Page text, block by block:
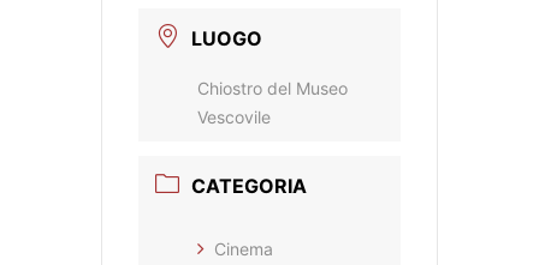
LUOGO
Chiostro del Museo
Vescovile
CATEGORIA
Cinema